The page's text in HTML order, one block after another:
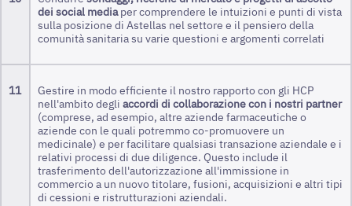
dei social mediaper comprendere le intuizioni e punti di vista
sulla posizione di Astellas nel settore e il pensiero della
comunità sanitaria su varie questioni e argomenti correlati
11
Gestire in modo efficiente il nostro rapporto con gli HCP
nell'ambito degliaccordi di collaborazione con i nostri partner
(comprese, ad esempio, altre aziende farmaceutiche o
aziende con le quali potremmo co-promuovere un
medicinale) e per facilitare qualsiasi transazione aziendale e i
relativi processi di due diligence. Questo include il
trasferimento dell'autorizzazione all'immissione in
commercio a un nuovo titolare, fusioni, acquisizioni e altri tipi
di cessioni e ristrutturazioni aziendali.